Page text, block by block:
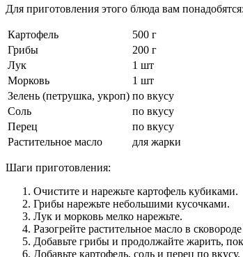
Для приготовления этого блюда вам понадобятся:
Картофель
500 г
Грибы
200 г
Лук
1 шт
Морковь
1 шт
Зелень (петрушка, укроп) по вкусу
Соль
по вкусу
Перец
по вкусу
Растительное масло
для жарки
Шаги приготовления:
Очистите и нарежьте картофель кубиками.
Грибы нарежьте небольшими кусочками.
Лук и морковь мелко нарежьте.
Разогрейте растительное масло в
Добавьте грибы и продолжайте жарить,
Добавьте картофель, соль и перец по